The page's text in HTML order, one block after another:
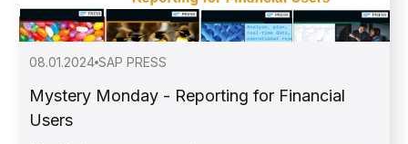
08.01.2024 SAP PRESS
Mystery Monday - Reporting for Financial
Users